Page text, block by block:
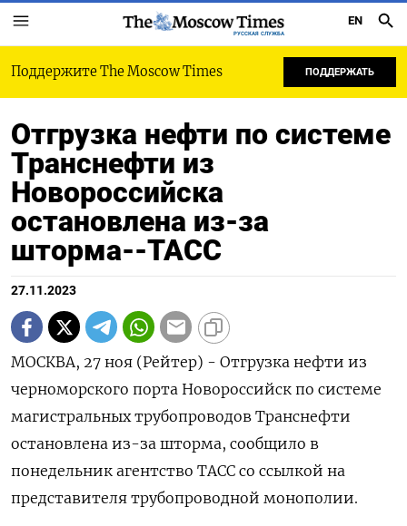
РУССКАЯ СЛУЖБА
EN
Поддержите The Moscow Times ПОДДЕРЖАТЬ
Отгрузка нефти по системе
Транснефти из
Новороссийска
остановлена из-за
шторма--ТАСС
27.11.2023
МОСКВА, 27 ноя (Рейтер) - Отгрузка нефти из
черноморского порта Новороссийск по системе
магистральных трубопроводов Транснефти
остановлена из-за шторма, сообщило в
понедельник агентство ТАСС со ссылкой на
представителя трубопроводной монополии.